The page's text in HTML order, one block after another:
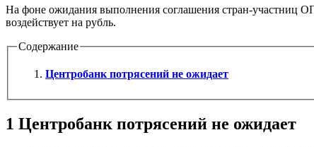
На фоне ожидания выполнения соглашения стран-участниц
воздействует на рубль.
Содержание
Центробанк потрясений не ожидает
1 Центробанк потрясений не ожидает